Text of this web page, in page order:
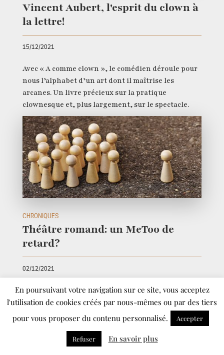
Vincent Aubert, l'esprit du clown à
la lettre!
15/12/2021
Avec « A comme clown », le comédien déroule pour
nous l’alphabet d’un art dont il maîtrise les
arcanes. Un livre précieux sur la pratique
clownesque et, plus largement, sur le spectacle.
CHRONIQUES
Théâtre romand: un MeToo de
retard?
02/12/2021
En octobre dernier – soit 4 ans après son
équivalent au cinéma – naissait #MetooTheatre en
France. Alors que l’initiative se heurte encore à de
nombreuses résistances, elle ne trouve pour
l’heure qu’un faible écho sur les scènes suisses
En poursuivant votre navigation sur ce site, vous acceptez
l'utilisation de cookies créés par nous-mêmes ou par des tiers
pour vous proposer du contenu personnalisé.
Accepter
Refuser En savoir plus